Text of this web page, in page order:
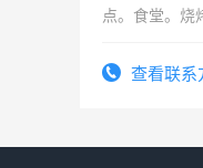
点。食堂。烧
查看联系